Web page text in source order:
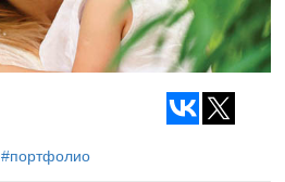
#портфолио